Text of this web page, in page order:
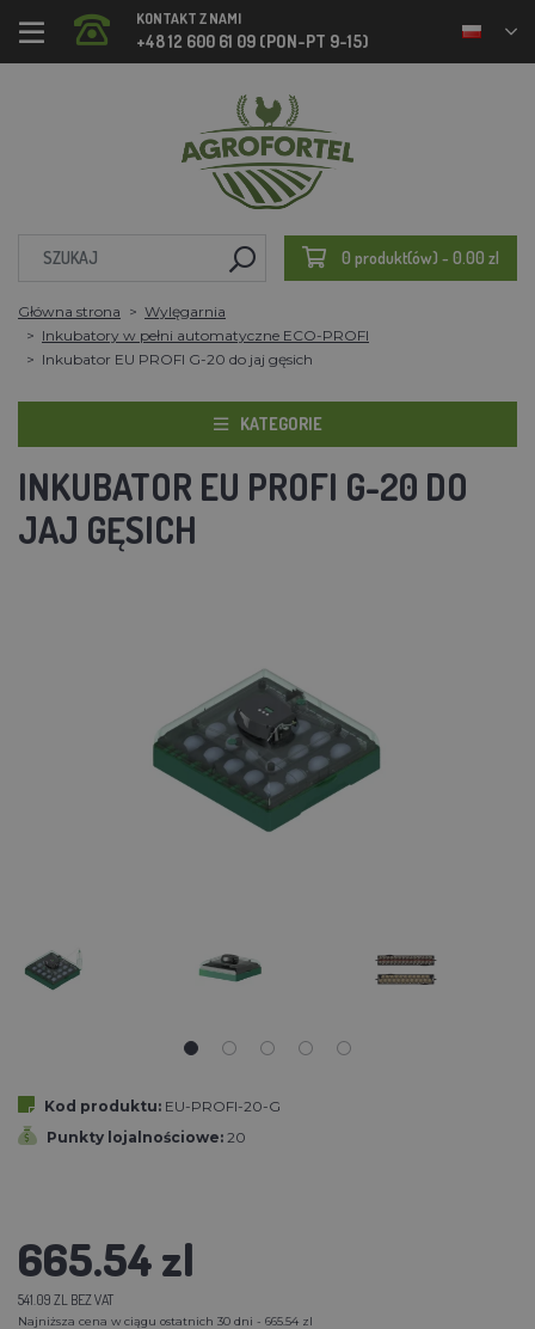
KONTAKT Z NAMI
+48 12 600 61 09 (PON-PT 9-15)
0 produkt(ów) - 0.00 zl
Główna strona
Wylęgarnia
Inkubatory w pełni automatyczne ECO-PROFI
Inkubator EU PROFI G-20 do jaj gęsich
KATEGORIE
INKUBATOR EU PROFI G-20 DO
JAJ GĘSICH
Kod produktu: EU-PROFI-20-G
Punkty lojalnościowe: 20
665.54 zl
541.09 ZL BEZ VAT
Najniższa cena w ciągu ostatnich 30 dni - 665.54 zl